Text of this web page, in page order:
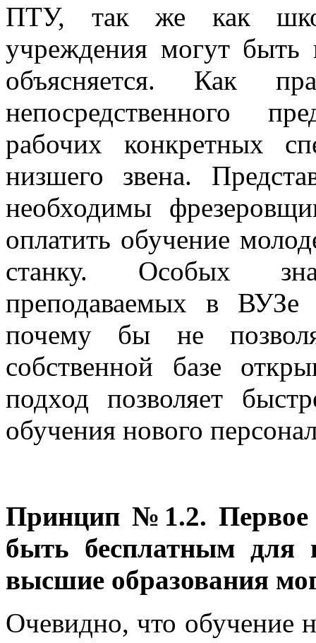
ПТУ, так же как
учреждения могут
объясняется. Как
непосредственного
рабочих конкретных
низшего звена.
необходимы
оплатить обучение
станку. Особых
преподаваемых в ВУЗе
почему бы не
собственной базе
подход позволяет
обучения нового
Принцип №1.2. Первое
быть бесплатным для
высшие образования
Очевидно, что обучение